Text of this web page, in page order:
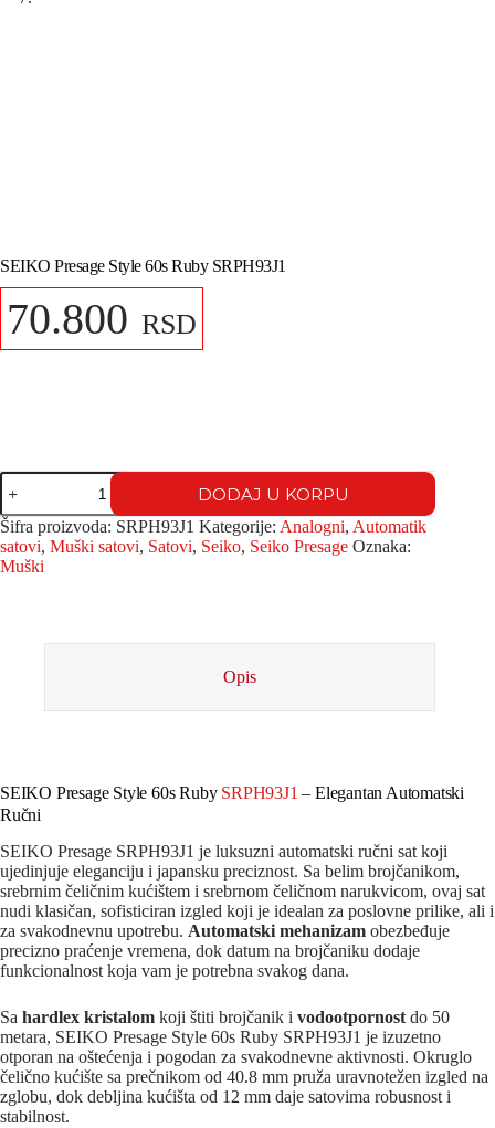
SEIKO Presage Style 60s Ruby SRPH93J1
70.800 RSD
DODAJ U KORPU
Šifra proizvoda: SRPH93J1 Kategorije: Analogni, Automatik
satovi, Muški satovi, Satovi, Seiko, Seiko Presage Oznaka:
Muški
Opis
SEIKO Presage Style 60s Ruby SRPH93J1 – Elegantan Automatski
Ručni
SEIKO Presage SRPH93J1 je luksuzni automatski ručni sat koji
ujedinjuje eleganciju i japansku preciznost. Sa belim brojčanikom,
srebrnim čeličnim kućištem i srebrnom čeličnom narukvicom, ovaj sat
nudi klasičan, sofisticiran izgled koji je idealan za poslovne prilike, ali i
za svakodnevnu upotrebu. Automatski mehanizam obezbeđuje
precizno praćenje vremena, dok datum na brojčaniku dodaje
funkcionalnost koja vam je potrebna svakog dana.
Sa hardlex kristalom koji štiti brojčanik i vodootpornost do 50
metara, SEIKO Presage Style 60s Ruby SRPH93J1 je izuzetno
otporan na oštećenja i pogodan za svakodnevne aktivnosti. Okruglo
čelično kućište sa prečnikom od 40.8 mm pruža uravnotežen izgled na
zglobu, dok debljina kućišta od 12 mm daje satovima robusnost i
stabilnost.